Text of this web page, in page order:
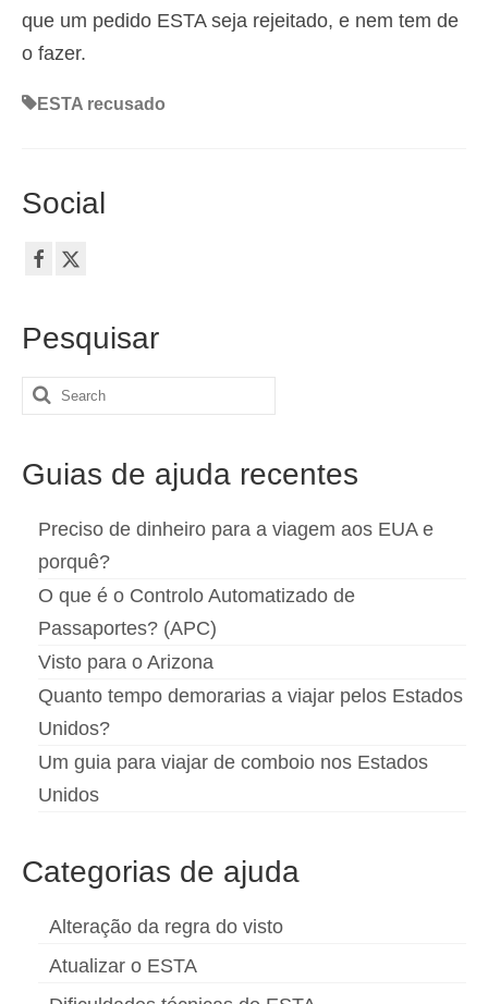
que um pedido ESTA seja rejeitado, e nem tem de
o fazer.
ESTA recusado
Social
Pesquisar
Search
Guias de ajuda recentes
Preciso de dinheiro para a viagem aos EUA e
porquê?
O que é o Controlo Automatizado de
Passaportes? (APC)
Visto para o Arizona
Quanto tempo demorarias a viajar pelos Estados
Unidos?
Um guia para viajar de comboio nos Estados
Unidos
Categorias de ajuda
Alteração da regra do visto
Atualizar o ESTA